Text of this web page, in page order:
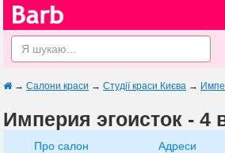
→ Салони краси → Студії краси Києва →
Империя эгоисток - 4
Про салон Адреси